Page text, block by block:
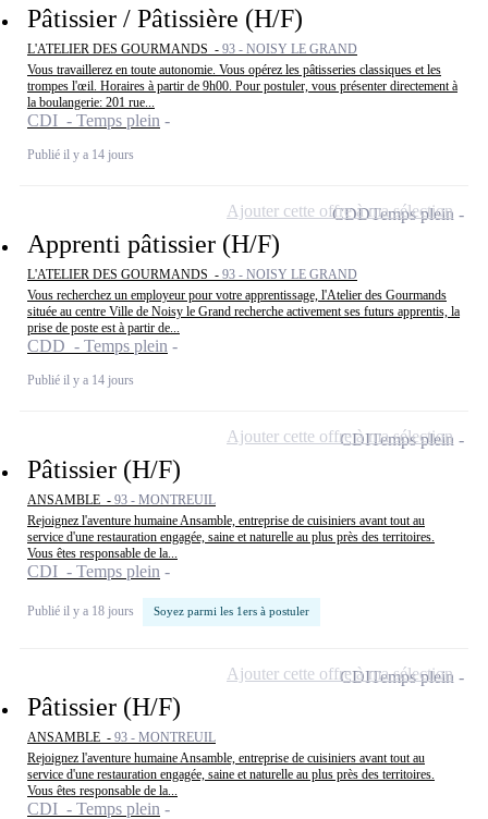
Pâtissier / Pâtissière (H/F)
L'ATELIER DES GOURMANDS - 93 - NOISY LE GRAND
Vous travaillerez en toute autonomie. Vous opérez les pâtisseries classiques et les
trompes l'œil. Horaires à partir de 9h00. Pour postuler, vous présenter directement à
la boulangerie: 201 rue...
CDI - Temps plein
Publié il y a 14 jours
Apprenti pâtissier (H/F)
L'ATELIER DES GOURMANDS - 93 - NOISY LE GRAND
Vous recherchez un employeur pour votre apprentissage, l'Atelier des Gourmands
située au centre Ville de Noisy le Grand recherche activement ses futurs apprentis, la
prise de poste est à partir de...
CDD - Temps plein
Publié il y a 14 jours
CDDTemps plein
Ajouter cette offre à ma sélection
Pâtissier (H/F)
ANSAMBLE - 93 - MONTREUIL
Rejoignez l'aventure humaine Ansamble, entreprise de cuisiniers avant tout au
service d'une restauration engagée, saine et naturelle au plus près des territoires.
Vous êtes responsable de la...
CDI - Temps plein
Publié il y a 18 jours Soyez parmi les 1ers à postuler
CDITemps plein
Ajouter cette offre à ma sélection
Pâtissier (H/F)
ANSAMBLE - 93 - MONTREUIL
Rejoignez l'aventure humaine Ansamble, entreprise de cuisiniers avant tout au
service d'une restauration engagée, saine et naturelle au plus près des territoires.
Vous êtes responsable de la...
CDI - Temps plein
CDITemps plein
Ajouter cette offre à ma sélection